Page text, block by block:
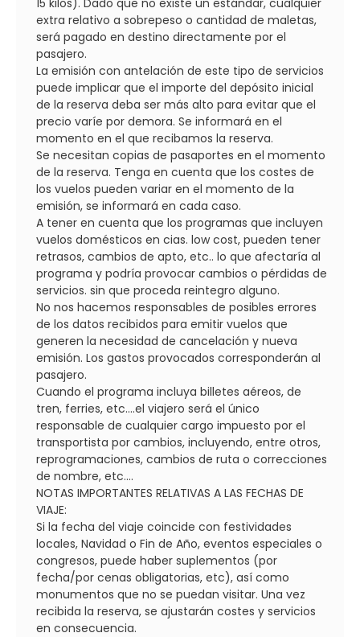
extra relativo a sobrepeso o cantidad de maletas,
será pagado en destino directamente por el
pasajero.
La emisión con antelación de este tipo de servicios
puede implicar que el importe del depósito inicial
de la reserva deba ser más alto para evitar que el
precio varíe por demora. Se informará en el
momento en el que recibamos la reserva.
Se necesitan copias de pasaportes en el momento
de la reserva. Tenga en cuenta que los costes de
los vuelos pueden variar en el momento de la
emisión, se informará en cada caso.
A tener en cuenta que los programas que incluyen
vuelos domésticos en cias. low cost, pueden tener
retrasos, cambios de apto, etc.. lo que afectaría al
programa y podría provocar cambios o pérdidas de
servicios. sin que proceda reintegro alguno.
No nos hacemos responsables de posibles errores
de los datos recibidos para emitir vuelos que
generen la necesidad de cancelación y nueva
emisión. Los gastos provocados corresponderán al
pasajero.
Cuando el programa incluya billetes aéreos, de
tren, ferries, etc....el viajero será el único
responsable de cualquier cargo impuesto por el
transportista por cambios, incluyendo, entre otros,
reprogramaciones, cambios de ruta o correcciones
de nombre, etc....
NOTAS IMPORTANTES RELATIVAS A LAS FECHAS DE
VIAJE:
Si la fecha del viaje coincide con festividades
locales, Navidad o Fin de Año, eventos especiales o
congresos, puede haber suplementos (por
fecha/por cenas obligatorias, etc), así como
monumentos que no se puedan visitar. Una vez
recibida la reserva, se ajustarán costes y servicios
en consecuencia.